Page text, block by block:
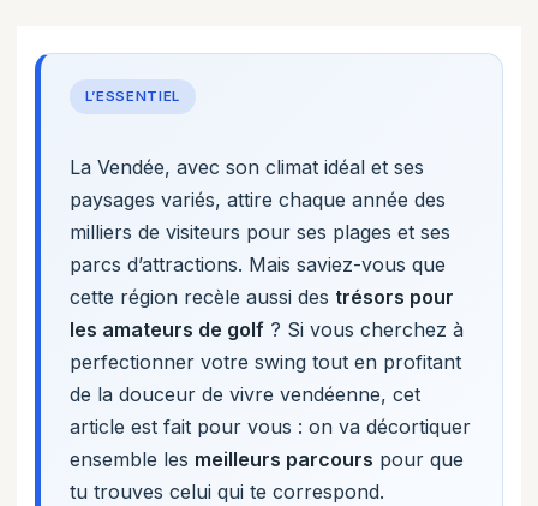
L’ESSENTIEL
La Vendée, avec son climat idéal et ses
paysages variés, attire chaque année des
milliers de visiteurs pour ses plages et ses
parcs d’attractions. Mais saviez-vous que
cette région recèle aussi des trésors pour
les amateurs de golf? Si vous cherchez à
perfectionner votre swing tout en profitant
de la douceur de vivre vendéenne, cet
article est fait pour vous : on va décortiquer
ensemble les meilleurs parcours pour que
tu trouves celui qui te correspond.